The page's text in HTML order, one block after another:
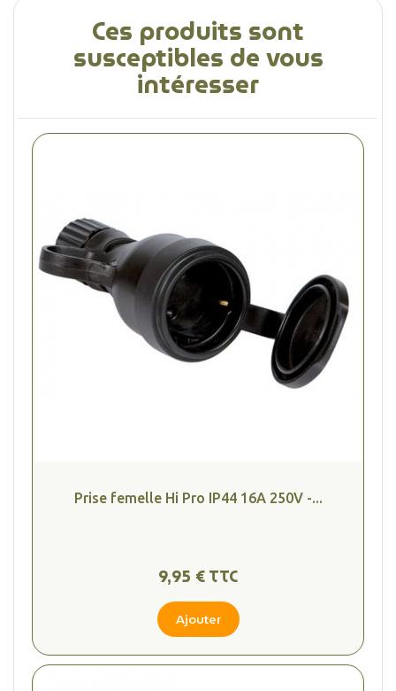
Ces produits sont
susceptibles de vous
intéresser
Prise femelle Hi Pro IP44 16A 250V -...
9,95 € TTC
Ajouter